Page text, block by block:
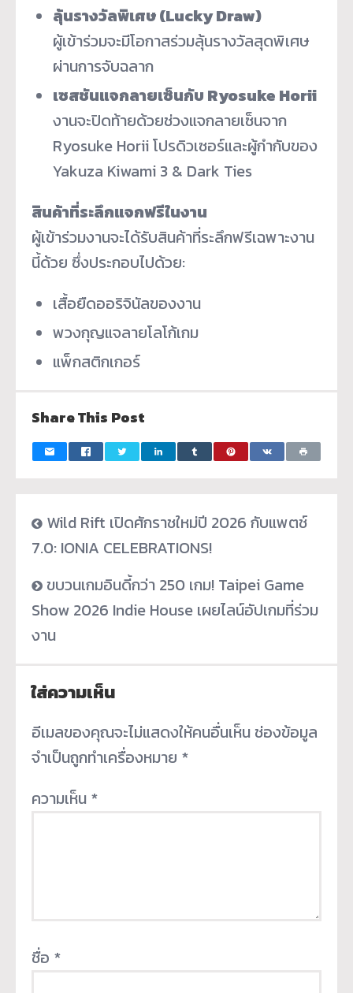
ลุ้นรางวัลพิเศษ (Lucky Draw)
ผู้เข้าร่วมจะมีโอกาสร่วมลุ้นรางวัลสุดพิเศษ
ผ่านการจับฉลาก
เซสชันแจกลายเซ็นกับ Ryosuke Horii
งานจะปิดท้ายด้วยช่วงแจกลายเซ็นจาก
Ryosuke Horii โปรดิวเซอร์และผู้กำกับของ
Yakuza Kiwami 3 & Dark Ties
สินค้าที่ระลึกแจกฟรีในงาน
ผู้เข้าร่วมงานจะได้รับสินค้าที่ระลึกฟรีเฉพาะงาน
นี้ด้วย ซึ่งประกอบไปด้วย:
เสื้อยืดออริจินัลของงาน
พวงกุญแจลายโลโก้เกม
แพ็กสติกเกอร์
Share This Post
Wild Rift เปิดศักราชใหม่ปี 2026 กับแพตช์
7.0: IONIA CELEBRATIONS!
ขบวนเกมอินดี้กว่า 250 เกม! Taipei Game
Show 2026 Indie House เผยไลน์อัปเกมที่ร่วม
งาน
ใส่ความเห็น
อีเมลของคุณจะไม่แสดงให้คนอื่นเห็น ช่องข้อมูล
จำเป็นถูกทำเครื่องหมาย *
ความเห็น *
ชื่อ *